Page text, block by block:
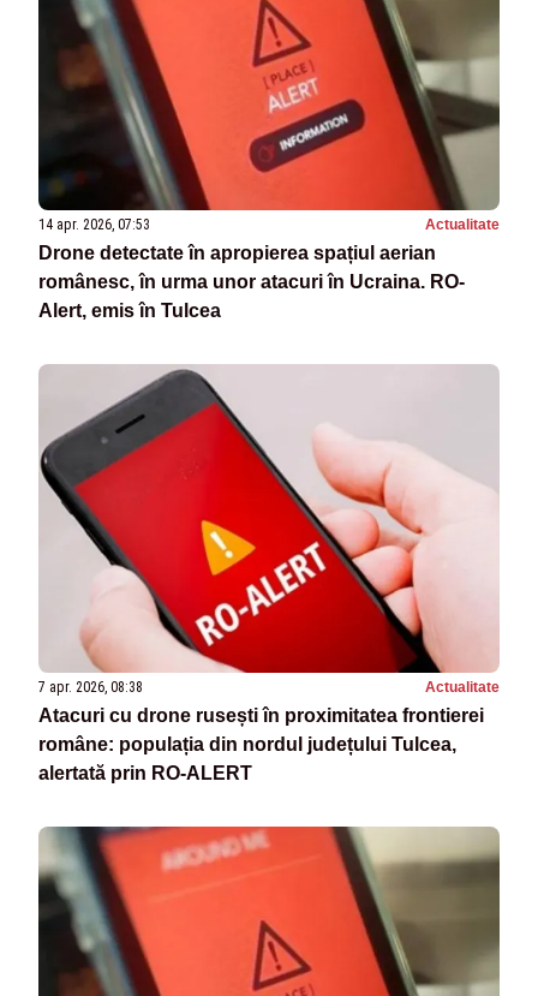
14 apr. 2026, 07:53 Actualitate
Drone detectate în apropierea spațiul aerian
românesc, în urma unor atacuri în Ucraina. RO-
Alert, emis în Tulcea
7 apr. 2026, 08:38 Actualitate
Atacuri cu drone rusești în proximitatea frontierei
române: populația din nordul județului Tulcea,
alertată prin RO-ALERT